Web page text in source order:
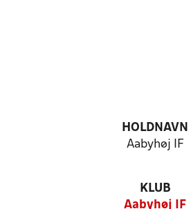
HOLDNAVN
Aabyhøj IF
KLUB
Aabyhøj IF